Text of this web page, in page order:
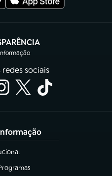
(abre em nova aba)
sociais
nova aba)
aba)